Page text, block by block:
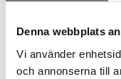
Denna webbplats
Vi använder
och annonserna till
Kestotilaus
Arvostele
Toivelistat